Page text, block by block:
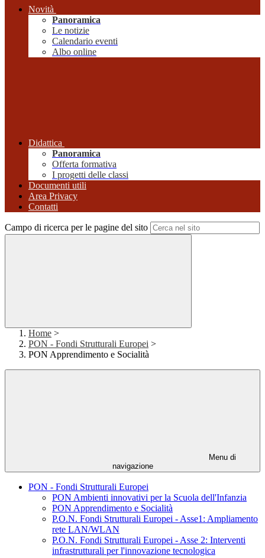
Novità
Panoramica
Le notizie
Calendario eventi
Albo online
Didattica
Panoramica
Offerta formativa
I progetti delle classi
Documenti utili
Area Privacy
Contatti
Campo di ricerca per le pagine del sito
Home >
PON - Fondi Strutturali Europei >
PON Apprendimento e Socialità
Menu di
navigazione
PON - Fondi Strutturali Europei
PON Ambienti innovativi per la Scuola dell'Infanzia
PON Apprendimento e Socialità
P.O.N. Fondi Strutturali Europei - Asse1: Ampliamento
rete LAN/WLAN
P.O.N. Fondi Strutturali Europei - Asse 2: Interventi
infrastrutturali per l'innovazione tecnologica